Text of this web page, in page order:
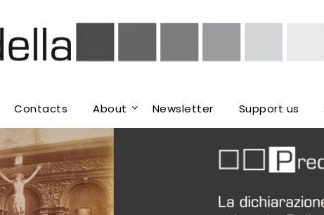
Contacts About Newsletter Support us